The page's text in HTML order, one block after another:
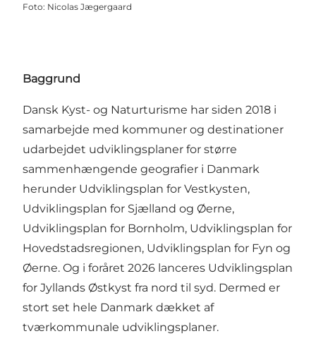
Foto: Nicolas Jægergaard
Baggrund
Dansk Kyst- og Naturturisme har siden 2018 i
samarbejde med kommuner og destinationer
udarbejdet udviklingsplaner for større
sammenhængende geografier i Danmark
herunder Udviklingsplan for Vestkysten,
Udviklingsplan for Sjælland og Øerne,
Udviklingsplan for Bornholm, Udviklingsplan for
Hovedstadsregionen, Udviklingsplan for Fyn og
Øerne. Og i foråret 2026 lanceres Udviklingsplan
for Jyllands Østkyst fra nord til syd. Dermed er
stort set hele Danmark dækket af
tværkommunale udviklingsplaner.